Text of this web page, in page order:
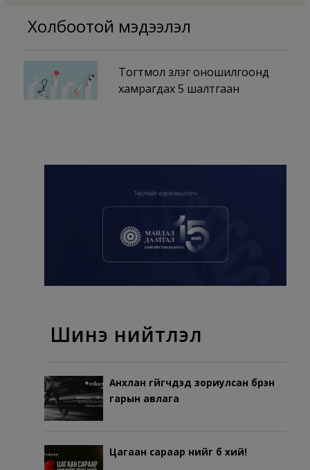
Холбоотой мэдээлэл
Тогтмол үзлэг оношилгоонд
хамрагдах 5 шалтгаан
Шинэ нийтлэл
Анхлан гүйгчдэд зориулсан бүрэн
гарын авлага
Цагаан сараар үүнийг бүү хий!